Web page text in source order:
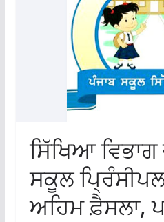
ਸਿੱਖਿਆ
ਸਕੂਲ
ਅਹਿਮ ਫ਼ੈਸਲਾ,